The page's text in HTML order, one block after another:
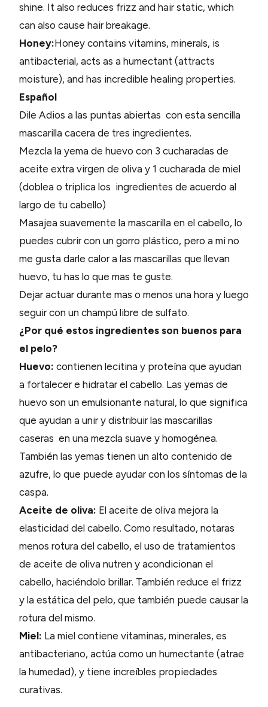
shine. It also reduces frizz and hair static, which
can also cause hair breakage.
Honey:Honey contains vitamins, minerals, is
antibacterial, acts as a humectant (attracts
moisture), and has incredible healing properties.
Español
Dile Adios a las puntas abiertas con esta sencilla
mascarilla cacera de tres ingredientes.
Mezcla la yema de huevo con 3 cucharadas de
aceite extra virgen de oliva y 1 cucharada de miel
(doblea o triplica los ingredientes de acuerdo al
largo de tu cabello)
Masajea suavemente la mascarilla en el cabello, lo
puedes cubrir con un gorro plástico, pero a mi no
me gusta darle calor a las mascarillas que llevan
huevo, tu has lo que mas te guste.
Dejar actuar durante mas o menos una hora y luego
seguir con un champú libre de sulfato.
¿Por qué estos ingredientes son buenos para
el pelo?
Huevo: contienen lecitina y proteína que ayudan
a fortalecer e hidratar el cabello. Las yemas de
huevo son un emulsionante natural, lo que significa
que ayudan a unir y distribuir las mascarillas
caseras en una mezcla suave y homogénea.
También las yemas tienen un alto contenido de
azufre, lo que puede ayudar con los síntomas de la
caspa.
Aceite de oliva: El aceite de oliva mejora la
elasticidad del cabello. Como resultado, notaras
menos rotura del cabello, el uso de tratamientos
de aceite de oliva nutren y acondicionan el
cabello, haciéndolo brillar. También reduce el frizz
y la estática del pelo, que también puede causar la
rotura del mismo.
Miel: La miel contiene vitaminas, minerales, es
antibacteriano, actúa como un humectante (atrae
la humedad), y tiene increíbles propiedades
curativas.